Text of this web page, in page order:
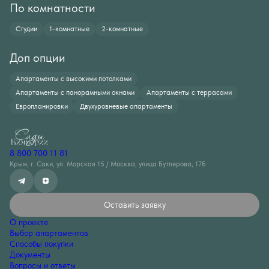
По комнатности
Студии 1-комнатные 2-комнатные
Доп опции
Апартаменты с высокими потолками
Апартаменты с панорамными окнами
Апартаменты с террасами
Европланировки
Двухуровневые апартаменты
8 800 700 11 81
Крым, г. Саки, ул. Морская 15 / Москва, улица Бутлерова, 17Б
Оставить заявку
О проекте
Выбор апартаментов
Способы покупки
Документы
Вопросы и ответы